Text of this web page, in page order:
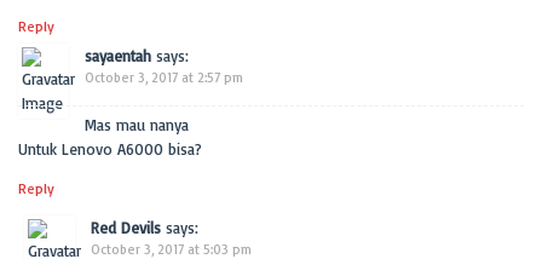
Reply
sayaentah says:
October 3, 2017 at 2:57 pm
Mas mau nanya
Untuk Lenovo A6000 bisa?
Reply
Red Devils says:
October 3, 2017 at 5:03 pm